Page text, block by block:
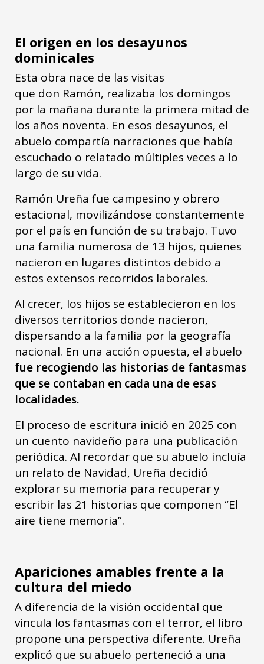
El origen en los desayunos
dominicales
Esta obra nace de las visitas
que don Ramón, realizaba los domingos
por la mañana durante la primera mitad de
los años noventa. En esos desayunos, el
abuelo compartía narraciones que había
escuchado o relatado múltiples veces a lo
largo de su vida.
Ramón Ureña fue campesino y obrero
estacional, movilizándose constantemente
por el país en función de su trabajo. Tuvo
una familia numerosa de 13 hijos, quienes
nacieron en lugares distintos debido a
estos extensos recorridos laborales.
Al crecer, los hijos se establecieron en los
diversos territorios donde nacieron,
dispersando a la familia por la geografía
nacional. En una acción opuesta, el abuelo
fue recogiendo las historias de fantasmas
que se contaban en cada una de esas
localidades.
El proceso de escritura inició en 2025 con
un cuento navideño para una publicación
periódica. Al recordar que su abuelo incluía
un relato de Navidad, Ureña decidió
explorar su memoria para recuperar y
escribir las 21 historias que componen “El
aire tiene memoria”.
Apariciones amables frente a la
cultura del miedo
A diferencia de la visión occidental que
vincula los fantasmas con el terror, el libro
propone una perspectiva diferente. Ureña
explicó que su abuelo perteneció a una